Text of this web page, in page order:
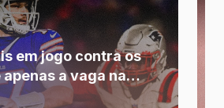
em jogo contra os
a vaga na